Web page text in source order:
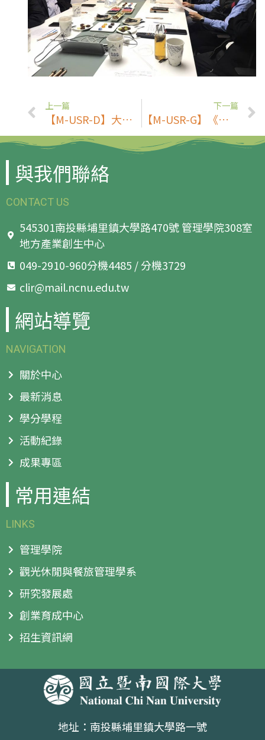
上一篇
【M-USR-D】大學專長入植國小食農課程觀摩
下一篇
【M-USR-G】《食安ｘ防疫》多角分享會
與我們聯絡
CONTACT US
545301南投縣埔里鎮大學路470號 管理學院308室
地方產業創生中心
049-2910-960分機4485 / 分機3729
clir@mail.ncnu.edu.tw
網站導覽
NAVIGATION
關於中心
最新消息
學分學程
活動紀錄
成果專區
常用連結
LINKS
管理學院
觀光休閒與餐旅管理學系
研究發展處
創業育成中心
招生資訊網
地址：南投縣埔里鎮大學路一號